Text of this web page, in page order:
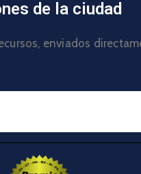
de la ciudad
enviados